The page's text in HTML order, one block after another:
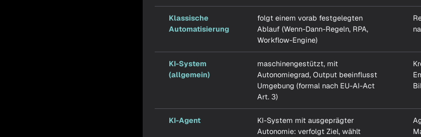
Klassische
Automatisierung
folgt einem vorab festgelegten
Ablauf (Wenn-Dann-Regeln, RPA,
Workflow-Engine)
KI-System
(allgemein)
maschinengestützt, mit
Autonomiegrad, Output beeinflusst
Umgebung (formal nach EU-AI-Act
Art. 3)
KI-Agent
KI-System mit ausgeprägter
Autonomie: verfolgt Ziel, wählt